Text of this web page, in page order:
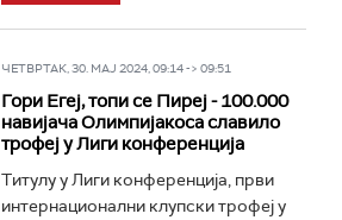
ЧЕТВРТАК, 30. МАЈ 2024, 09:14 -> 09:51
Гори Егеј, топи се Пиреј - 100.000
навијача Олимпијакоса славило
трофеј у Лиги конференција
Титулу у Лиги конференција, први
интернационални клупски трофеј у